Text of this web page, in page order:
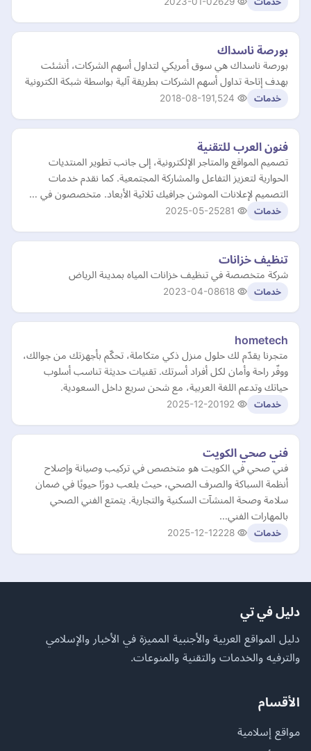
بورصة ناسداك
بورصة ناسداك هي سوق أمريكي لتداول أسهم الشركات، أنشئت
بهدف إتاحة تداول أسهم الشركات بطريقة آلية بواسطة شبكة الكترونية
خدمات 2018-08-19
فنون العرب للتقنية
تصميم المواقع والمتاجر الإلكترونية، إلى جانب تطوير المنتديات
الحوارية لتعزيز التفاعل والمشاركة المجتمعية. كما نقدم خدمات
التصميم لإعلانات الموشن جرافيك ثلاثية الأبعاد. متخصصون في …
خدمات 2025-05-25
تنظيف خزانات
شركة متخصصة في تنظيف خزانات المياه بمدينة الرياض
خدمات 2023-04-08
hometech
متجرنا يقدّم لك حلول منزل ذكي متكاملة، تحكّم بأجهزتك من جوالك،
ووفّر راحة وأمان لكل أفراد أسرتك. تقنيات حديثة تناسب أسلوب
حياتك وتدعم اللغة العربية، مع شحن سريع داخل السعودية.
خدمات 2025-12-20
فني صحي الكويت
فني صحي في الكويت هو متخصص في تركيب وصيانة وإصلاح
أنظمة السباكة والصرف الصحي، حيث يلعب دورًا حيويًا في ضمان
سلامة وصحة المنشآت السكنية والتجارية. يتمتع الفني الصحي
بالمهارات الفني…
خدمات 2025-12-12
دليل في تي
دليل المواقع العربية والأجنبية المميزة في الأخبار والإسلامي
والترفيه والخدمات والتقنية والمنوعات.
الأقسام
مواقع إسلامية